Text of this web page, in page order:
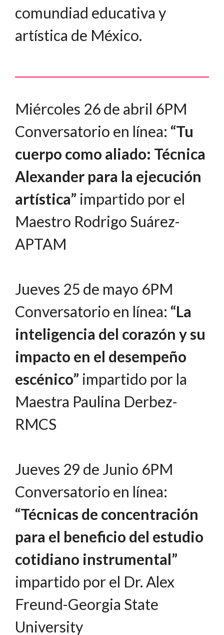
comundiad educativa y
artística de México.
Miércoles 26 de abril 6PM
Conversatorio en línea: “Tu
cuerpo como aliado: Técnica
Alexander para la ejecución
artística” impartido por el
Maestro Rodrigo Suárez-
APTAM
Jueves 25 de mayo 6PM
Conversatorio en línea: “La
inteligencia del corazón y su
impacto en el desempeño
escénico” impartido por la
Maestra Paulina Derbez-
RMCS
Jueves 29 de Junio 6PM
Conversatorio en línea:
“Técnicas de concentración
para el beneficio del estudio
cotidiano instrumental”
impartido por el Dr. Alex
Freund-Georgia State
University